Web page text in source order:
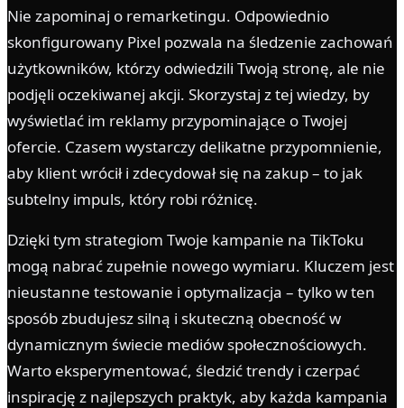
Nie zapominaj o remarketingu. Odpowiednio
skonfigurowany Pixel pozwala na śledzenie zachowań
użytkowników, którzy odwiedzili Twoją stronę, ale nie
podjęli oczekiwanej akcji. Skorzystaj z tej wiedzy, by
wyświetlać im reklamy przypominające o Twojej
ofercie. Czasem wystarczy delikatne przypomnienie,
aby klient wrócił i zdecydował się na zakup – to jak
subtelny impuls, który robi różnicę.
Dzięki tym strategiom Twoje kampanie na TikToku
mogą nabrać zupełnie nowego wymiaru. Kluczem jest
nieustanne testowanie i optymalizacja – tylko w ten
sposób zbudujesz silną i skuteczną obecność w
dynamicznym świecie mediów społecznościowych.
Warto eksperymentować, śledzić trendy i czerpać
inspirację z najlepszych praktyk, aby każda kampania